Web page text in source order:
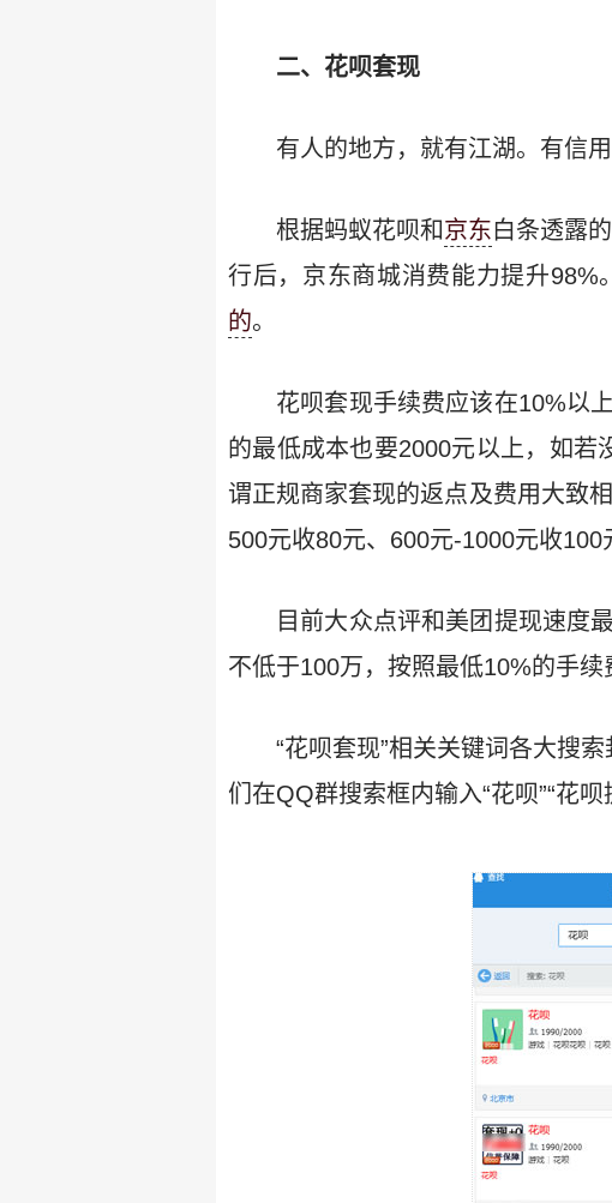
二、花呗套现
有人的地方，就有江湖。有信
根据蚂蚁花呗和京东白条透露
行后，京东商城消费能力提升98%
的。
花呗套现手续费应该在10%以
的最低成本也要2000元以上，如
谓正规商家套现的返点及费用大致
500元收80元、600元-1000元收100
目前大众点评和美团提现速度
不低于100万，按照最低10%的手续
“花呗套现”相关关键词各大搜
们在QQ群搜索框内输入“花呗”“花